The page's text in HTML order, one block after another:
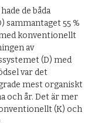
de båda
sammantaget 55 %
konventionellt
av
(D) med
var det
mest organiskt
och år. Det är mer
(K) och